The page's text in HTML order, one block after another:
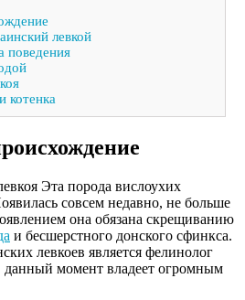
левкой
поведения
котенка
Эта порода вислоухих
совсем недавно, не больше
она обязана скрещиванию
и бесшерстного донского сфинкса.
левкоев является фелинолог
данный момент владеет огромным